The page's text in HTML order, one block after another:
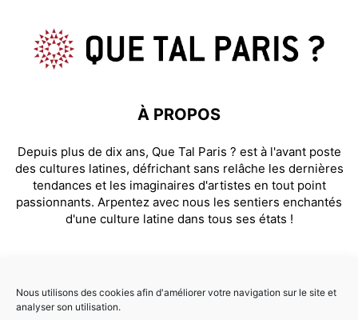
À PROPOS
Depuis plus de dix ans, Que Tal Paris ? est à l'avant poste
des cultures latines, défrichant sans relâche les dernières
tendances et les imaginaires d'artistes en tout point
passionnants. Arpentez avec nous les sentiers enchantés
d'une culture latine dans tous ses états !
Nous utilisons des cookies afin d'améliorer votre navigation sur le site et
analyser son utilisation.